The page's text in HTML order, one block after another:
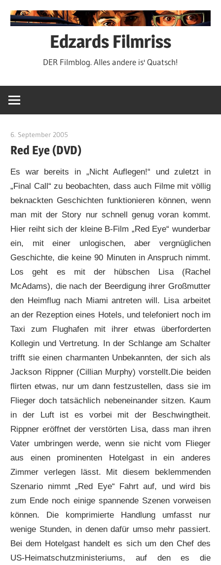
Inhalt
Edzards Filmriss
DER Filmblog. Alles andere is' Quatsch!
6. September 2005
Red Eye (DVD)
Es war bereits in „Nicht Auflegen!“ und zuletzt in
„Final Call“ zu beobachten, dass auch Filme mit völlig
beknackten Geschichten funktionieren können, wenn
man mit der Story nur schnell genug voran kommt.
Hier reiht sich der kleine B-Film „Red Eye“ wunderbar
ein, mit einer unlogischen, aber vergnüglichen
Geschichte, die keine 90 Minuten in Anspruch nimmt.
Los geht es mit der hübschen Lisa (Rachel
McAdams), die nach der Beerdigung ihrer Großmutter
den Heimflug nach Miami antreten will. Lisa arbeitet
an der Rezeption eines Hotels, und telefoniert noch im
Taxi zum Flughafen mit ihrer etwas überforderten
Kollegin und Vertretung. In der Schlange am Schalter
trifft sie einen charmanten Unbekannten, der sich als
Jackson Rippner (Cillian Murphy) vorstellt.Die beiden
flirten etwas, nur um dann festzustellen, dass sie im
Flieger doch tatsächlich nebeneinander sitzen. Kaum
in der Luft ist es vorbei mit der Beschwingtheit.
Rippner eröffnet der verstörten Lisa, dass man ihren
Vater umbringen werde, wenn sie nicht vom Flieger
aus einen prominenten Hotelgast in ein anderes
Zimmer verlegen lässt. Mit diesem beklemmenden
Szenario nimmt „Red Eye“ Fahrt auf, und wird bis
zum Ende noch einige spannende Szenen vorweisen
können. Die komprimierte Handlung umfasst nur
wenige Stunden, in denen dafür umso mehr passiert.
Bei dem Hotelgast handelt es sich um den Chef des
US-Heimatschutzministeriums, auf den es die